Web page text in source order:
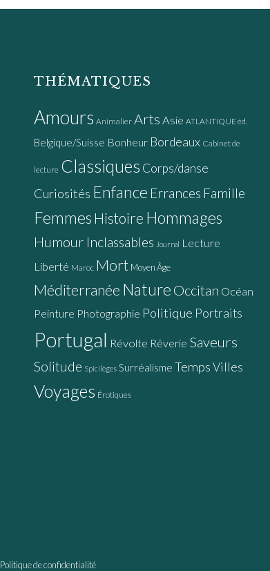
THÉMATIQUES
Amours Animalier Arts Asie ATLANTIQUE éd.
Belgique/Suisse Bonheur Bordeaux Cabinet de
lecture Classiques Corps/danse
Curiosités Enfance Errances Famille
Femmes Histoire Hommages
Humour Inclassables Journal Lecture
Liberté Maroc Mort Moyen Âge
Méditerranée Nature Occitan Océan
Peinture Photographie Politique Portraits
Portugal Révolte Rêverie Saveurs
Solitude Spicilèges Surréalisme TempsVilles
Voyages Érotiques
Politique de confidentialité